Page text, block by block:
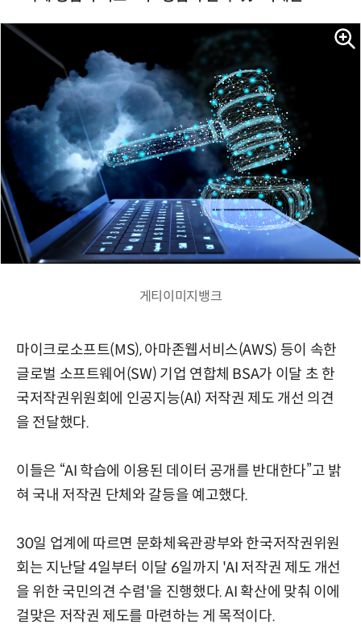
게티이미지뱅크
마이크로소프트(MS), 아마존웹서비스(AWS) 등이 속한
글로벌 소프트웨어(SW) 기업 연합체 BSA가 이달 초 한
국저작권위원회에 인공지능(AI) 저작권 제도 개선 의견
을 전달했다.
이들은 “AI 학습에 이용된 데이터 공개를 반대한다”고 밝
혀 국내 저작권 단체와 갈등을 예고했다.
30일 업계에 따르면 문화체육관광부와 한국저작권위원
회는 지난달 4일부터 이달 6일까지 'AI 저작권 제도 개선
을 위한 국민의견 수렴'을 진행했다. AI 확산에 맞춰 이에
걸맞은 저작권 제도를 마련하는 게 목적이다.